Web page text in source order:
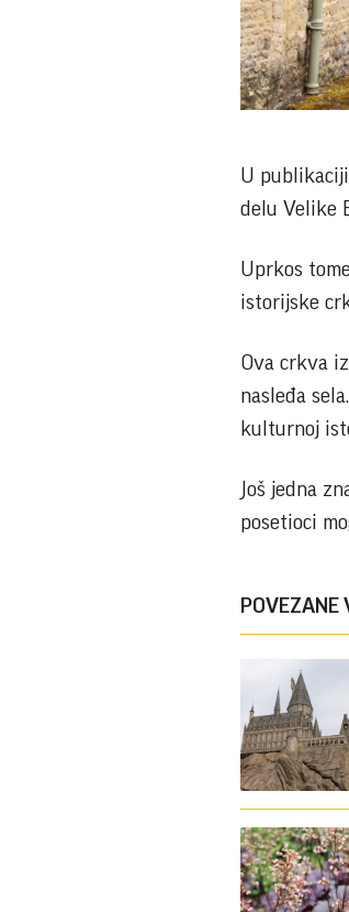
U
delu Velike
Uprkos
istorijske
Ova crkva
nasleđa
kulturnoj
Još jedna
posetioci
POVEZANE